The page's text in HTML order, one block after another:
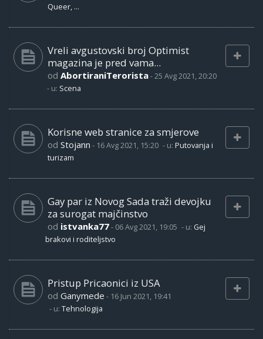
Queer, ...
Vreli avgustovski broj Optimist
magazina je pred vama...
od AbortiraniTerorista-25 Avg 2021, 20:20
- u: Scena
Korisne web stranice za smjerove
od Stojann - 16 Avg 2021, 15:20 - u: Putovanja i
turizam
Gay par iz Novog Sada traži devojku
za surogat majčinstvo
od istvanka77- 06 Avg 2021, 19:05 - u: Gej
brakovi i roditeljstvo
Pristup Pricaonici iz USA
od Ganymede - 16 Jun 2021, 19:41
- u: Tehnologija